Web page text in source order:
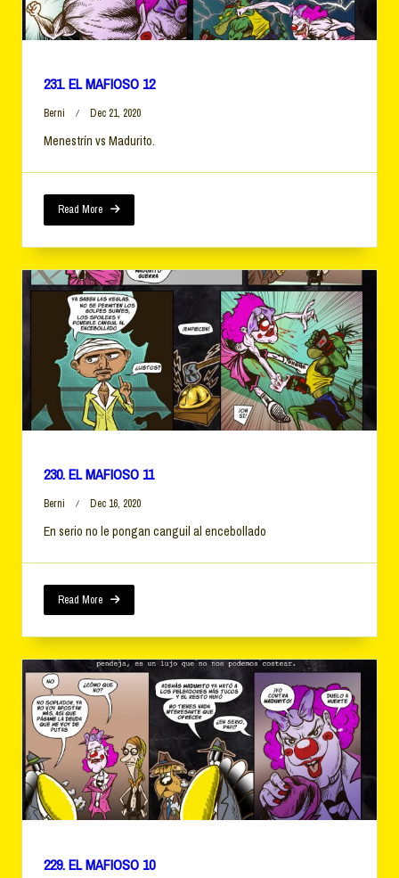
231. EL MAFIOSO 12
Berni Dec 21, 2020
Menestrín vs Madurito.
Read More
230. EL MAFIOSO 11
Berni Dec 16, 2020
En serio no le pongan canguil al encebollado
Read More
229. EL MAFIOSO 10